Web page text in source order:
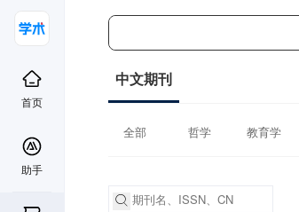
首页
助手
中文期刊
全部 哲学 教育学